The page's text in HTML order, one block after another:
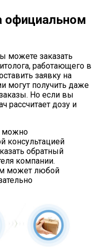
официальном
можете заказать
работающего в
заявку на
могут получить даже
Но если вы
рассчитает дозу и
можно
консультацией
обратный
компании.
может любой